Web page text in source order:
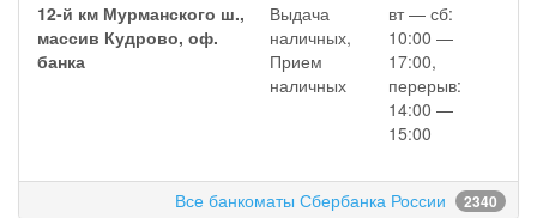
12-й км Мурманского ш.,
массив Кудрово, оф.
банка
Выдача
наличных,
Прием
наличных
вт — сб:
10:00 —
17:00,
перерыв:
14:00 —
15:00
Все банкоматы Сбербанка России 2340